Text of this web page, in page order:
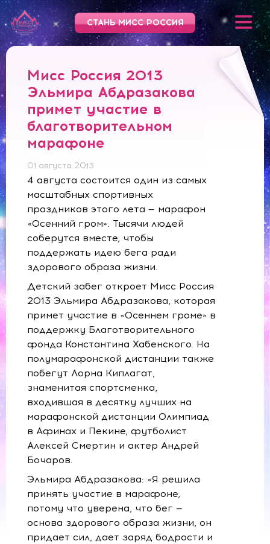
СТАНЬ МИСС РОССИЯ
Мисс Россия 2013
Эльмира Абдразакова
примет участие в
благотворительном
марафоне
01 августа 2013
4 августа состоится один из самых
масштабных спортивных
праздников этого лета — марафон
«Осенний гром». Тысячи людей
соберутся вместе, чтобы
поддержать идею бега ради
здорового образа жизни.
Детский забег откроет Мисс Россия
2013 Эльмира Абдразакова, которая
примет участие в «Осеннем громе» в
поддержку Благотворительного
фонда Константина Хабенского. На
полумарафонской дистанции также
побегут Лорна Киплагат,
знаменитая спортсменка,
входившая в десятку лучших на
марафонской дистанции Олимпиад
в Афинах и Пекине, футболист
Алексей Смертин и актер Андрей
Бочаров.
Эльмира Абдразакова: «Я решила
принять участие в марафоне,
потому что уверена, что бег —
основа здорового образа жизни, он
придает сил, дает заряд бодрости и